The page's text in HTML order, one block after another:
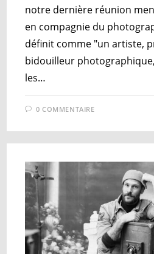
notre dernière réunion
en compagnie du
définit comme "un artiste,
bidouilleur
les…
0 COMMENTAIRE